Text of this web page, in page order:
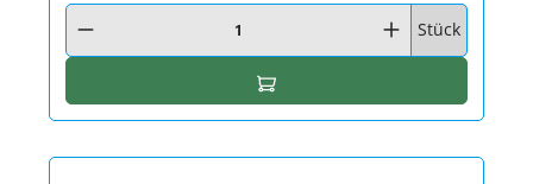
Produkt Anzahl: Gib den gewünschten Wert ein oder benutze die
Stück
In den Warenkorb